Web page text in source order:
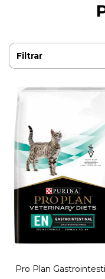
Filtrar
Pro Plan